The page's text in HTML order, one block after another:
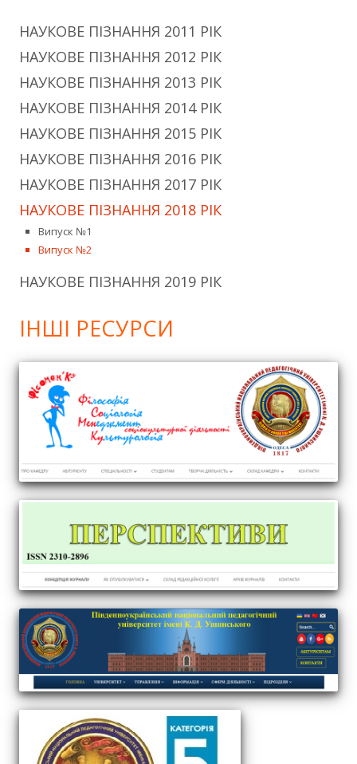
НАУКОВЕ ПІЗНАННЯ 2011 РІК
НАУКОВЕ ПІЗНАННЯ 2012 РІК
НАУКОВЕ ПІЗНАННЯ 2013 РІК
НАУКОВЕ ПІЗНАННЯ 2014 РІК
НАУКОВЕ ПІЗНАННЯ 2015 РІК
НАУКОВЕ ПІЗНАННЯ 2016 РІК
НАУКОВЕ ПІЗНАННЯ 2017 РІК
НАУКОВЕ ПІЗНАННЯ 2018 РІК
Випуск №1
Випуск №2
НАУКОВЕ ПІЗНАННЯ 2019 РІК
ІНШІ РЕСУРСИ